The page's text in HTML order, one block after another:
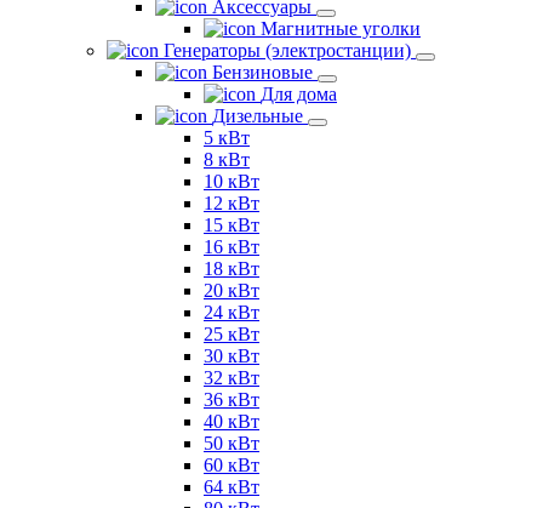
Аксессуары
Магнитные уголки
Генераторы (электростанции)
Бензиновые
Для дома
Дизельные
5 кВт
8 кВт
10 кВт
12 кВт
15 кВт
16 кВт
18 кВт
20 кВт
24 кВт
25 кВт
30 кВт
32 кВт
36 кВт
40 кВт
50 кВт
60 кВт
64 кВт